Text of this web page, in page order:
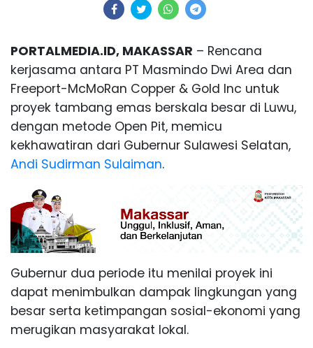
PORTALMEDIA.ID, MAKASSAR – Rencana
kerjasama antara PT Masmindo Dwi Area dan
Freeport-McMoRan Copper & Gold Inc untuk
proyek tambang emas berskala besar di Luwu,
dengan metode Open Pit, memicu
kekhawatiran dari Gubernur Sulawesi Selatan,
Andi Sudirman Sulaiman.
Gubernur dua periode itu menilai proyek ini
dapat menimbulkan dampak lingkungan yang
besar serta ketimpangan sosial-ekonomi yang
merugikan masyarakat lokal.